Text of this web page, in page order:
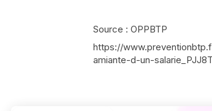
Source : OPPBTP
https://
amiante-d-un-